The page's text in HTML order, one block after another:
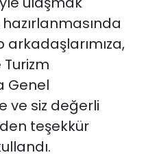
Genel
ve siz değerli
teşekkür